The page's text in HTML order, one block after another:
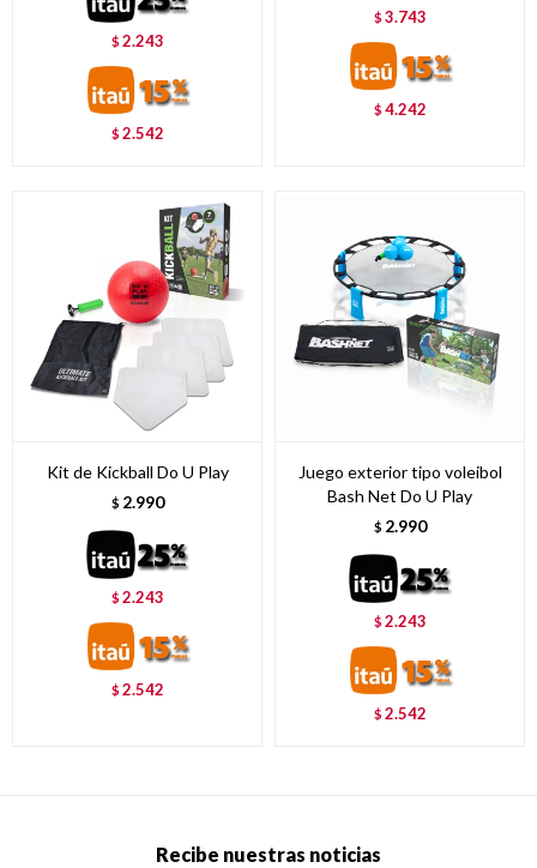
$2.243
$2.542
$3.743
$4.242
Kit de Kickball Do U Play
$ 2.990
$2.243
$2.542
Juego exterior tipo voleibol
Bash Net Do U Play
$ 2.990
$2.243
$2.542
Recibe nuestras noticias